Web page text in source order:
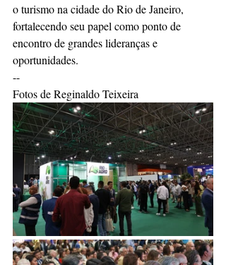
o turismo na cidade do Rio de Janeiro,
fortalecendo seu papel como ponto de
encontro de grandes lideranças e
oportunidades.
--
Fotos de Reginaldo Teixeira